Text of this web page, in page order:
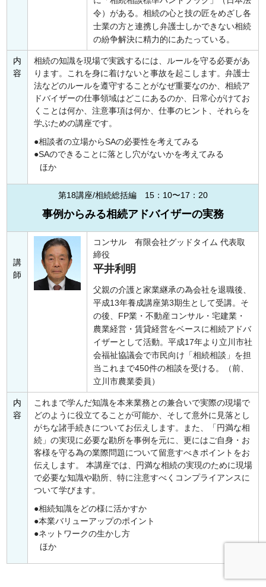
令）がある。相続の心と技の匠をめざし各
士業の方と連携し弁護士しかできない相続
の紛争解決に精力的にあたっている。
内
容
相続の知識を現場で実践するには、ルールを守る必要があ
ります。これを身に着けないと事故を起こします。弁護士
法などのルールを遵守することがなぜ重要なのか、相続ア
ドバイザーの仕事領域はどこにあるのか、日常心がけてお
くことは何か、注意事項は何か、仕事のヒント、それらを
学ぶための講座です。
相談者の立場からSAの必要性を考えてみる
SAのできることに落とし穴がないかを考えてみる
ほか
第18講座/相続総括編 15：10〜17：20
事例からみる相続アドバイザーの実務
講
師
コンサル 有限会社グッドタイム 代表取
締役
平井利明
父親の介護と家業継承の為会社を退職後、
平成13年養成講座第3期生として受講。そ
の後、FP業・不動産コンサル・宅建業・
農業経営・賃貸経営をベースに相続アドバ
イザーとして活動。平成17年より立川市社
会福祉協議会で市民向け「相続相談」を担
当これまで450件の相談を受ける。（前、
立川市農業委員）
内
容
これまで学んだ知識を本来業務との兼合いで実際の現場で
どのように役立てることが可能か、そして意外に見落とし
がちな諸手続きについてお伝えします。また、「円満な相
続」の実現に必要な勘所を事例を元に、更にはご自身・お
客様を守る為の業際問題について留意すべきポイントをお
伝えします。 本講座では、円満な相続の実現のために現場
で必要な知識や勘所、特に注意すべくコンプライアンスに
ついて学びます。
相続知識をどの様に活かすか
本業バリューアップのポイント
ネットワークの生かし方
ほか